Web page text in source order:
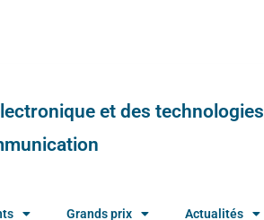
et des technologies
Grands prix Actualités